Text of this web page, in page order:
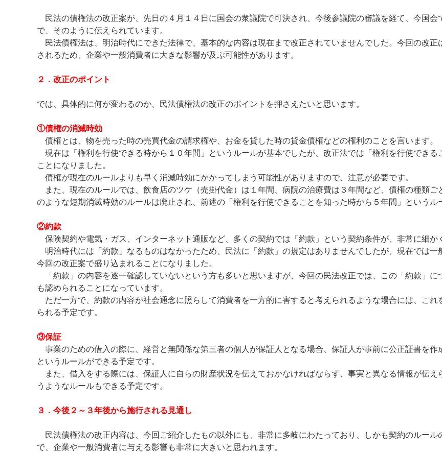
民法の債権法の改正案が、先日の４月１４日に国会の衆議院で可決され、今後参議院の審議を経て、今国
で、そのように伝えられています。
民法債権法は、明治時代にできた法律で、基本的な内容は現在まで改正されていませんでした。今回の改
されるため、企業や一般消費者に大きな影響が及ぶ可能性があります。
２．改正のポイント
では、具体的に何が変わるのか、民法債権法の改正のポイントを押さえたいと思います。
①債権の消滅時効
債権とは、物を売った時の売買代金の請求権や、お金を貸した時の貸金債権などの権利のことを言います
現在は「権利を行使できる時から１０年間」というルールが基本でしたが、改正法では「権利を行使でき
ことになりました。
債権が現在のルールよりも早く消滅時効にかかってしまう可能性がありますので、注意が必要です。
また、現在のルールでは、飲食店のツケ（売掛代金）は１年間、病院の治療費は３年間など、債権の種類ご
のような短期消滅時効のルールは廃止され、前述の「権利を行使できることを知った時から５年間」というル
②約款
保険契約や電気・ガス、インターネット通販など、多くの契約では「約款」という契約条件が、非常に細
明治時代には「約款」なるものはなかったため、民法に「約款」の規定はありませんでしたが、現在では一
今回の改正案で盛り込まれることになりました。
「約款」の内容を逐一確認していないという方も多いと思いますが、今回の民法改正では、この「約款」
も認められることになっています。
ただ一方で、約款の内容が社会通念に照らして消費者を一方的に害すると考えられるような場合には、こ
られる予定です。
③保証
事業のための借入の際に、経営と無関係な第三者の個人が保証人となる場合、保証人が事前に公正証書を作
というルールができる予定です。
また、借入をする際には、保証人に自らの財産状況を伝えておかなければならず、事実と異なる情報が伝
うようなルールもできる予定です。
３．今後２～３年後から施行される見通し
民法債権法の改正内容は、今回ご紹介したもの以外にも、非常に多岐にわたっており、しかも契約のルー
で、企業や一般消費者に与える影響も非常に大きいと思われます。